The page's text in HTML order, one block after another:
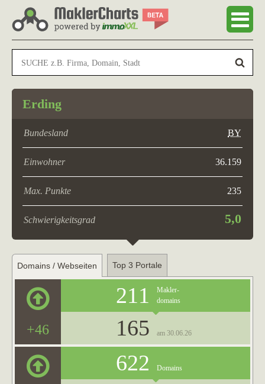
Erding
Bundesland BY
Einwohner 36.159
Max. Punkte 235
Schwierigkeitsgrad 5,0
Domains / Webseiten Top 3 Portale
+46
211
Makler-
domains
165 am 30.06.26
622 Domains